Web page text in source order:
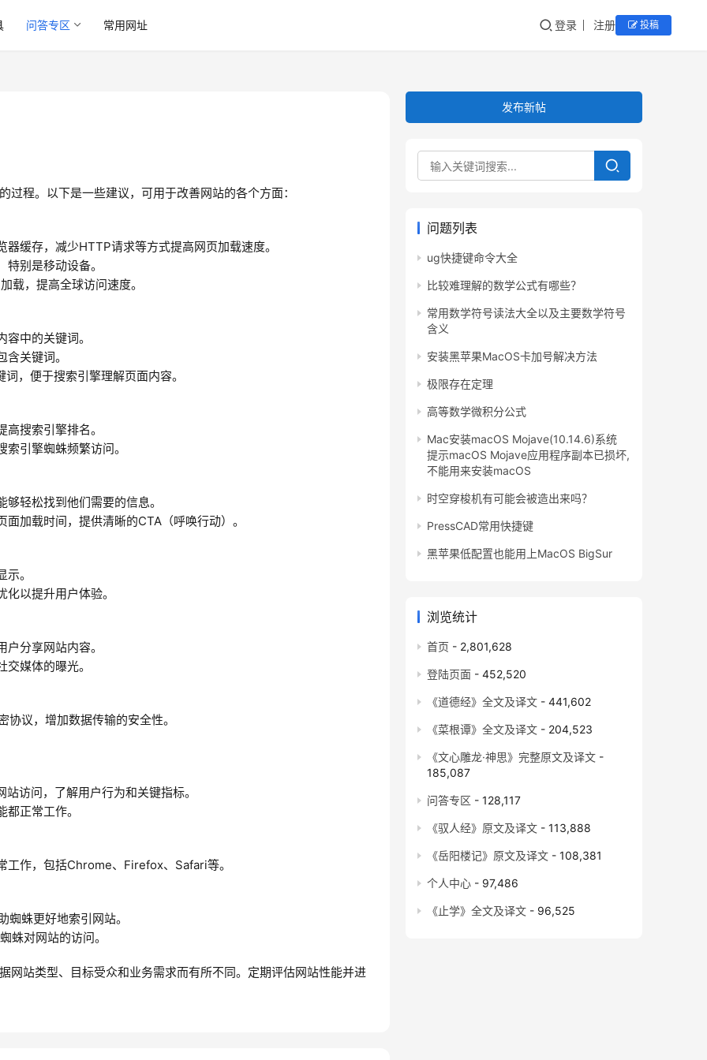
问答专区 常用网址 登录 注册 投稿
程。以下是一些建议，可用于改善网站的各个方面：
缓存，减少HTTP请求等方式提高网页加载速度。
别是移动设备。
载，提高全球访问速度。
中的关键词。
关键词。
，便于搜索引擎理解页面内容。
搜索引擎排名。
引擎蜘蛛频繁访问。
轻松找到他们需要的信息。
加载时间，提供清晰的CTA（呼唤行动）。
。
以提升用户体验。
分享网站内容。
媒体的曝光。
议，增加数据传输的安全性。
访问，了解用户行为和关键指标。
正常工作。
作，包括Chrome、Firefox、Safari等。
蛛更好地索引网站。
对网站的访问。
网站类型、目标受众和业务需求而有所不同。定期评估网站性能并进
发布新帖
问题列表
ug快捷键命令大全
比较难理解的数学公式有哪些？
常用数学符号读法大全以及主要数学符号
含义
安装黑苹果MacOS卡加号解决方法
极限存在定理
高等数学微积分公式
Mac安装macOS Mojave(10.14.6)系统
提示macOS Mojave应用程序副本已损坏,
不能用来安装macOS
时空穿梭机有可能会被造出来吗？
PressCAD常用快捷键
黑苹果低配置也能用上MacOS BigSur
浏览统计
首页 - 2,801,628
登陆页面 - 452,520
《道德经》全文及译文 - 441,602
《菜根谭》全文及译文 - 204,523
《文心雕龙·神思》完整原文及译文 -
185,087
问答专区 - 128,117
《驭人经》原文及译文 - 113,888
《岳阳楼记》原文及译文 - 108,381
个人中心 - 97,486
《止学》全文及译文 - 96,525